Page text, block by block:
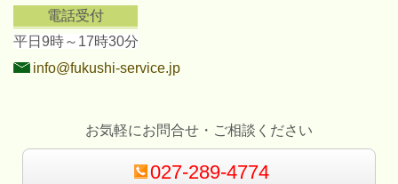
電話受付
平日9時～17時30分
info@fukushi-service.jp
お気軽にお問合せ・ご相談ください
027-289-4774